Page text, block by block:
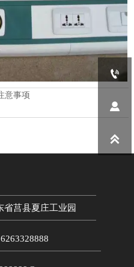
意事项
省莒县夏庄工业园


